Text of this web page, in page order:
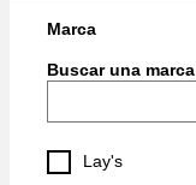
Marca
Buscar una marca
Lay's